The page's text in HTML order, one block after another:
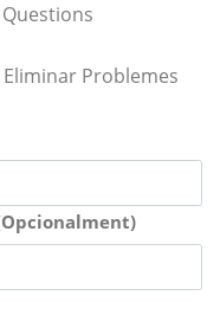
Problemes